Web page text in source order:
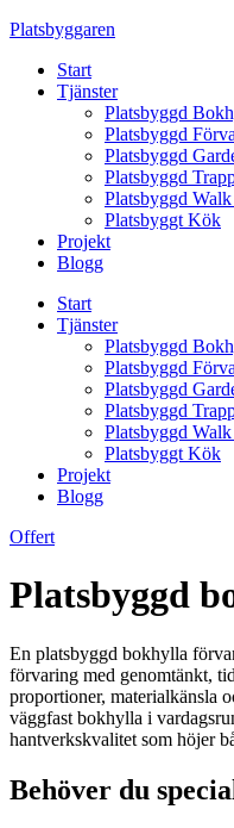
Skip
content
Platsbyggaren
Start
Tjänster
Platsbyggd
Platsbyggd
Platsbyggd
Platsbyggd
Platsbyggd
Platsbyggt Kök
Projekt
Blogg
Start
Tjänster
Platsbyggd
Platsbyggd
Platsbyggd
Platsbyggd
Platsbyggd
Platsbyggt Kök
Projekt
Blogg
Offert
Platsbyggd
En platsbyggd bokhylla
förvaring med genomtänkt,
proportioner, materialkänsla
väggfast bokhylla i
hantverkskvalitet som höjer
Behöver du